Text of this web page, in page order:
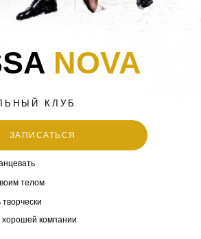
NOVA
КЛУБ
ЗАПИСАТЬСЯ
творчески
телом
хорошей компании